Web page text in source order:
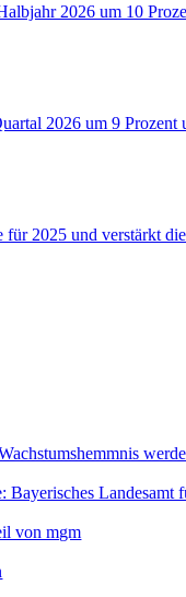
2026 um 10
2026 um 9
2025 und verstärkt
Landesamt
von mgm